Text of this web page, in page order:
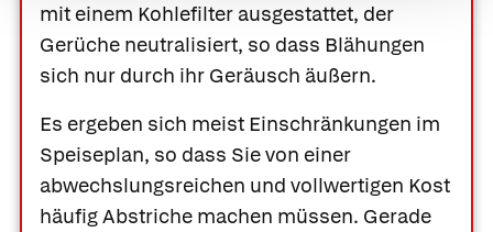
mit einem Kohlefilter ausgestattet, der
Gerüche neutralisiert, so dass Blähungen
sich nur durch ihr Geräusch äußern.
Es ergeben sich meist Einschränkungen im
Speiseplan, so dass Sie von einer
abwechslungsreichen und vollwertigen Kost
häufig Abstriche machen müssen. Gerade